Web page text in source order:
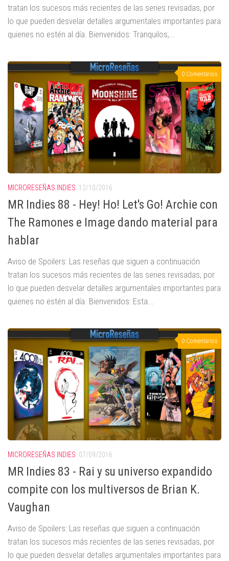
tratan los sucesos más recientes de las series revisadas, por
lo que pueden desvelar detalles argumentales importantes para
quienes no estén al día. Bienvenidos: Tranquilos,...
0 Comentarios
MICRORESEÑAS INDIES 12/10/2016
MR Indies 88 - Hey! Ho! Let's Go! Archie con
The Ramones e Image dando material para
hablar
Aviso de Spoilers: Las reseñas que siguen a continuación
tratan los sucesos más recientes de las series revisadas, por
lo que pueden desvelar detalles argumentales importantes para
quienes no estén al día. Bienvenidos: Esta...
0 Comentarios
MICRORESEÑAS INDIES 07/09/2016
MR Indies 83 - Rai y su universo expandido
compite con los multiversos de Brian K.
Vaughan
Aviso de Spoilers: Las reseñas que siguen a continuación
tratan los sucesos más recientes de las series revisadas, por
lo que pueden desvelar detalles argumentales importantes para